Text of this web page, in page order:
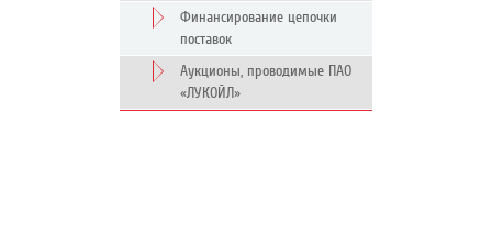
Финансирование цепочки
поставок
Аукционы, проводимые ПАО
«ЛУКОЙЛ»